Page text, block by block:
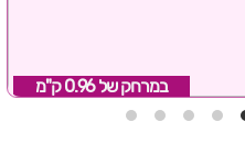
במרחק של 0.96 ק"מ